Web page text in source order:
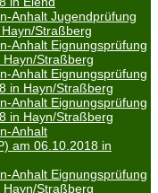
Anhalt Jugendprüfung
Straßberg
Anhalt Eignungsprüfung
Straßberg
Anhalt Eignungsprüfung
in Hayn/Straßberg
Anhalt Eignungsprüfung
in Hayn/Straßberg
Anhalt
am 06.10.2018 in
Anhalt Eignungsprüfung
Straßberg